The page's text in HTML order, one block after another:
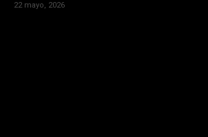
22 mayo, 2026